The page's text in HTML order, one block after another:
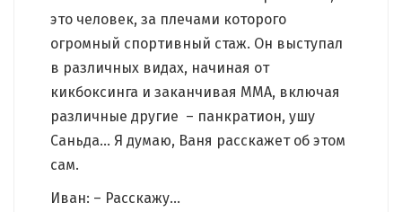
это человек, за плечами которого
огромный спортивный стаж. Он выступал
в различных видах, начиная от
кикбоксинга и заканчивая ММА, включая
различные другие – панкратион, ушу
Саньда… Я думаю, Ваня расскажет об этом
сам.
Иван: – Расскажу…